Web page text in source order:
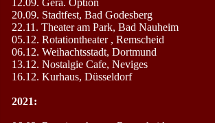
12.09. Gera. Option
20.09. Stadtfest, Bad Godesberg
22.11. Theater am Park, Bad Nauheim
05.12. Rotationtheater , Remscheid
06.12. Weihachtsstadt, Dortmund
13.12. Nostalgie Cafe, Neviges
16.12. Kurhaus, Düsseldorf
2021: